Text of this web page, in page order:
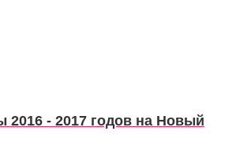
- 2017 годов на Новый